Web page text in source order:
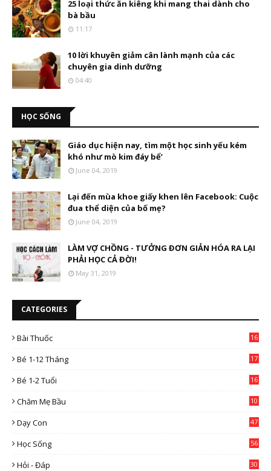
25 loại thức ăn kiêng khi mang thai dành cho
bà bầu
11:17
10 lời khuyên giảm cân lành mạnh của các
chuyên gia dinh dưỡng
04:40
HỌC SỐNG
Giáo dục hiện nay, tìm một học sinh yếu kém
khó như mò kim đáy bể’
June 04, 2019
Lại đến mùa khoe giấy khen lên Facebook: Cuộc
đua thể diện của bố mẹ?
June 04, 2019
LÀM VỢ CHỒNG - TƯỞNG ĐƠN GIẢN HÓA RA LẠI
PHẢI HỌC CẢ ĐỜI!
May 31, 2019
CATEGORIES
Bài Thuốc
16
Bé 1-12 Tháng 17
Bé 1-2 Tuổi 16
Chăm Mẹ Bầu
10
Dạy Con
47
Học Sống 56
Hỏi - Đáp 30